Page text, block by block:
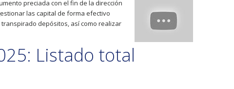
preciada con el fin de la dirección
las capital de forma efectivo
depósitos, así como realizar
Listado total